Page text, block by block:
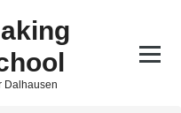
Dalhausen